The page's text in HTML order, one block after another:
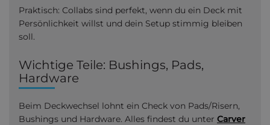
Praktisch: Collabs sind perfekt, wenn du ein Deck mit
Persönlichkeit willst und dein Setup stimmig bleiben
soll.
Wichtige Teile: Bushings, Pads,
Hardware
Beim Deckwechsel lohnt ein Check von Pads/Risern,
Bushings und Hardware. Alles findest du unter Carver